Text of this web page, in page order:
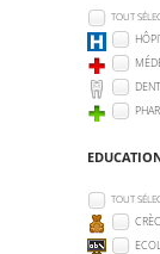
TOUT
TOUT